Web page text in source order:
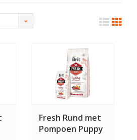
Fresh Rund met
Pompoen Puppy